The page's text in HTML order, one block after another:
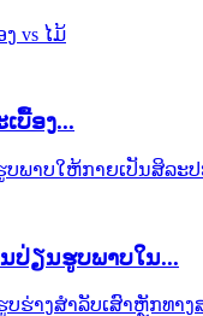
ບື້ອງ...
ປ່ຽນຮູບພາບໃນ...